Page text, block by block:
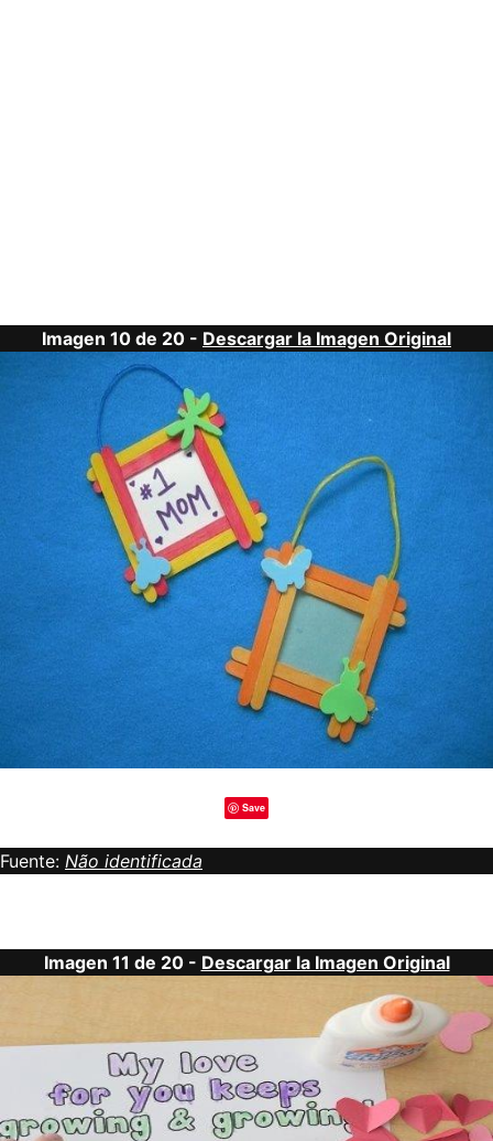
Imagen 10 de 20 - Descargar la Imagen Original
Save
Fuente: Não identificada
Imagen 11 de 20 - Descargar la Imagen Original